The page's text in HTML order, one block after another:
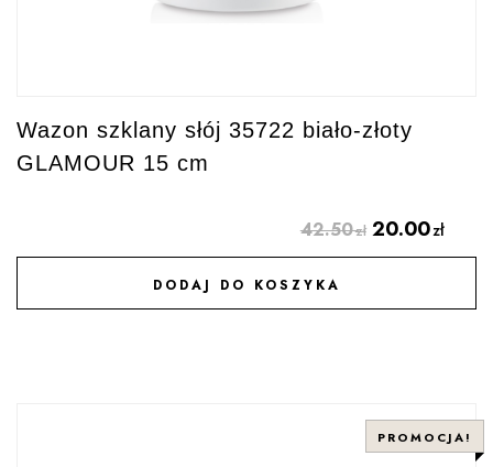
Wazon szklany słój 35722 biało-złoty
GLAMOUR 15 cm
42.50zł 20.00zł
DODAJ DO KOSZYKA
DODAJ DO ULUBIONYCH
PROMOCJA!